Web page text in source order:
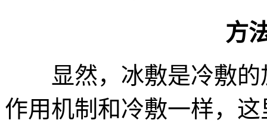
方
显然，冰敷是冷敷的
作用机制和冷敷一样，